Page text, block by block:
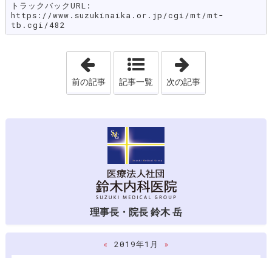
トラックバックURL:
https://www.suzukinaika.or.jp/cgi/mt/mt-
tb.cgi/482
「付属サービス付き高齢者住宅「美し
前の記事 記事一覧 次の記事
理事長・院長 鈴木 岳
« 2019年1月
»